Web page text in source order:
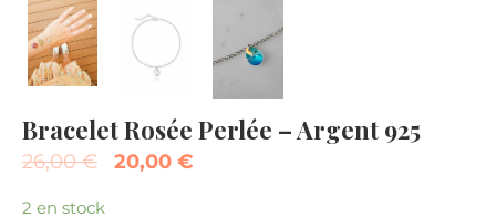
Bracelet Rosée Perlée – Argent 925
26,00€ 20,00 €
2 en stock